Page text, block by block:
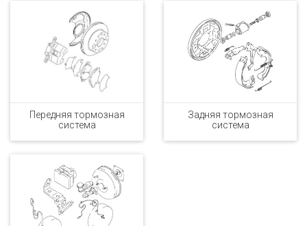
Передняя тормозная
система
Задняя тормозная
система